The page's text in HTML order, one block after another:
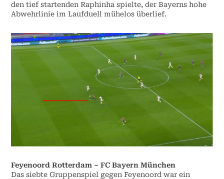
den tief startenden Raphinha spielte, der Bayerns hohe
Abwehrlinie im Laufduell mühelos überlief.
Feyenoord Rotterdam – FC Bayern München
Das siebte Gruppenspiel gegen Feyenoord war ein